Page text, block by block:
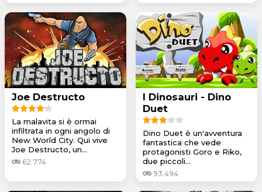
Joe Destructo
La malavita si è ormai
infiltrata in ogni angolo di
New World City. Qui vive
Joe Destructo, un...
62.774
I Dinosauri - Dino
Duet
Dino Duet è un'avventura
fantastica che vede
protagonisti Goro e Riko,
due piccoli...
93.494